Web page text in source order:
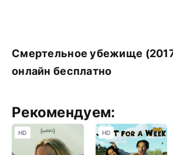
Смертельное убежище
онлайн бесплатно
Рекомендуем:
HD HD